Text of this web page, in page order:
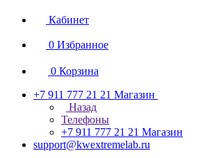
Кабинет
0 Избранное
0 Корзина
+7 911 777 21 21 Магазин
Назад
Телефоны
+7 911 777 21 21 Магазин
support@kwextremelab.ru